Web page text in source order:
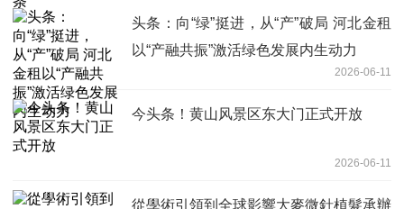
头条：向“绿”挺进，从“产”破局 河北金租
以“产融共振”激活绿色发展内生动力
2026-06-11
今头条！黄山风景区东大门正式开放
2026-06-11
從學術引領到全球影響大麥微針植髮承辦